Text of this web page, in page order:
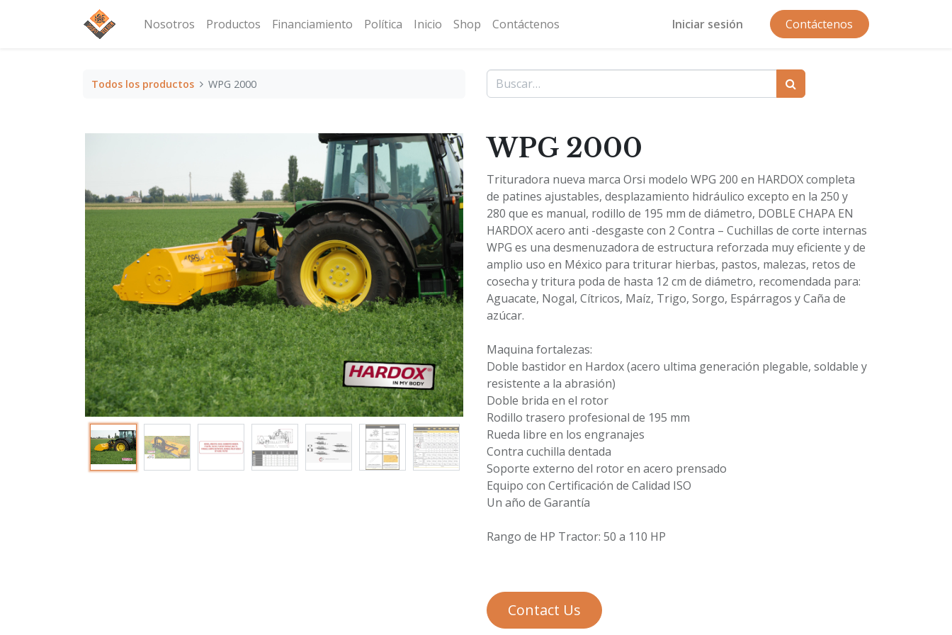
Nosotros Productos Financiamiento Política Inicio Shop Contáctenos Iniciar sesión Contáctenos
Todos los productos WPG 2000
WPG 2000
Trituradora nueva marca Orsi modelo WPG 200 en HARDOX completa
de patines ajustables, desplazamiento hidráulico excepto en la 250 y
280 que es manual, rodillo de 195 mm de diámetro, DOBLE CHAPA EN
HARDOX acero anti -desgaste con 2 Contra – Cuchillas de corte internas
WPG es una desmenuzadora de estructura reforzada muy eficiente y de
amplio uso en México para triturar hierbas, pastos, malezas, retos de
cosecha y tritura poda de hasta 12 cm de diámetro, recomendada para:
Aguacate, Nogal, Cítricos, Maíz, Trigo, Sorgo, Espárragos y Caña de
azúcar.
Maquina fortalezas:
Doble bastidor en Hardox (acero ultima generación plegable, soldable y
resistente a la abrasión)
Doble brida en el rotor
Rodillo trasero profesional de 195 mm
Rueda libre en los engranajes
Contra cuchilla dentada
Soporte externo del rotor en acero prensado
Equipo con Certificación de Calidad ISO
Un año de Garantía
Rango de HP Tractor: 50 a 110 HP
Contact Us
Contactar
+52 55 9063 7010
+52 55 4894 0301